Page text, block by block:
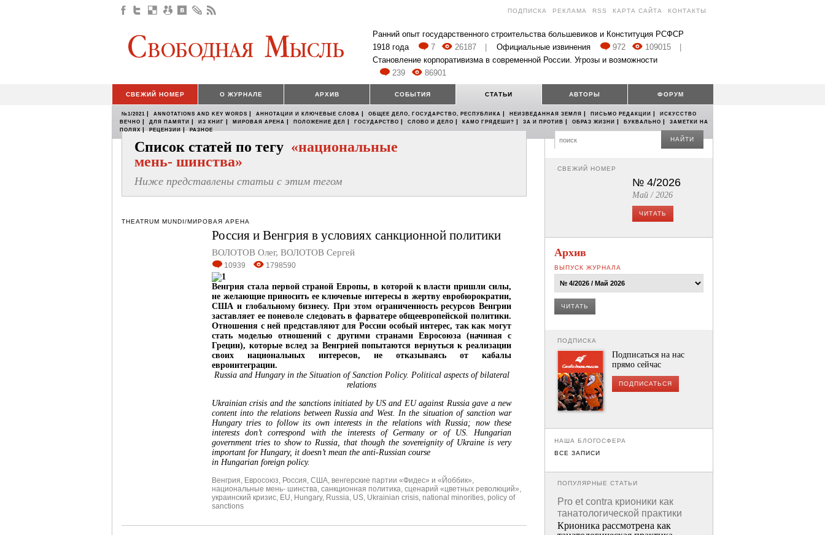
ПОДПИСКА РЕКЛАМА RSS КАРТА САЙТА КОНТАКТЫ
Ранний опыт государственного строительства большевиков и Конституция РСФСР
1918 года
7 26187 Официальные извинения 972 109015
Становление корпоративизма в современной России. Угрозы и возможности
239
86901
СВЕЖИЙ НОМЕР О ЖУРНАЛЕ АРХИВ СОБЫТИЯ СТАТЬИ АВТОРЫ ФОРУМ
№1/2021 | ANNOTATIONS AND KEY WORDS | АННОТАЦИИ И КЛЮЧЕВЫЕ СЛОВА | ОБЩЕЕ ДЕЛО, ГОСУДАРСТВО, РЕСПУБЛИКА | НЕИЗВЕДАННАЯ ЗЕМЛЯ | ПИСЬМО РЕДАКЦИИ |
ИСКУССТВО
ВЕЧНО | ДЛЯ ПАМЯТИ | ИЗ КНИГ | МИРОВАЯ АРЕНА | ПОЛОЖЕНИЕ ДЕЛ | ГОСУДАРСТВО | СЛОВО И ДЕЛО | КАМО ГРЯДЕШИ? | ЗА И ПРОТИВ | ОБРАЗ ЖИЗНИ | БУКВАЛЬНО |
ЗАМЕТКИ НА
ПОЛЯХ | РЕЦЕНЗИИ | РАЗНОЕ
Список статей по тегу «национальные
мень- шинства»
Ниже представлены статьи с этим тегом
THEATRUM MUNDI/МИРОВАЯ АРЕНА
Россия и Венгрия в условиях санкционной политики
ВОЛОТОВ Олег, ВОЛОТОВ Сергей
10939 1798590
Венгрия стала первой страной Европы, в которой к власти пришли силы,
не желающие приносить ее ключевые интересы в жертву евробюрократии,
США и глобальному бизнесу. При этом ограниченность ресурсов Венгрии
заставляет ее поневоле следовать в фарватере общеевропейской политики.
Отношения с ней представляют для России особый интерес, так как могут
стать моделью отношений с другими странами Евросоюза (начиная с
Греции), которые вслед за Венгрией попытаются вернуться к реализации
своих национальных интересов, не отказываясь от кабалы
евроинтеграции.
Russia and Hungary in the Situation of Sanction Policy. Political aspects of bilateral
relations
Ukrainian crisis and the sanctions initiated by US and EU against Russia gave a new
content into the relations between Russia and West. In the situation of sanction war
Hungary tries to follow its own interests in the relations with Russia; now these
interests don’t correspond with the interests of Germany or of US. Hungarian
government tries to show to Russia, that though the sovereignity of Ukraine is very
important for Hungary, it doesn’t mean the anti-Russian course
in Hungarian foreign policy.
Венгрия, Евросоюз, Россия, США, венгерские партии «Фидес» и «Йоббик»,
национальные мень- шинства, санкционная политика, сценарий «цветных революций»,
украинский кризис, EU, Hungary, Russia, US, Ukrainian crisis, national minorities, policy of
sanctions
НАЙТИ
СВЕЖИЙ НОМЕР
№ 4/2026
Май / 2026
ЧИТАТЬ
Архив
ВЫПУСК ЖУРНАЛА
ЧИТАТЬ
ПОДПИСКА
Подписаться на нас
прямо сейчас
ПОДПИСАТЬСЯ
НАША БЛОГОСФЕРА
ВСЕ ЗАПИСИ
ПОПУЛЯРНЫЕ СТАТЬИ
Pro et contra крионики как
танатологической практики
Крионика рассмотрена как